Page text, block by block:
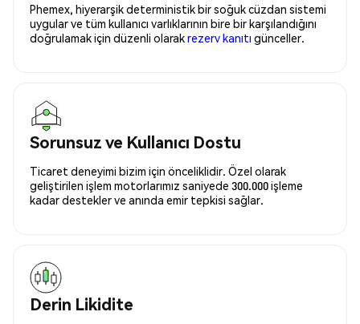
Phemex, hiyerarşik deterministik bir soğuk cüzdan sistemi
uygular ve tüm kullanıcı varlıklarının bire bir karşılandığını
doğrulamak için düzenli olarakrezerv kanıtı günceller.
Sorunsuz ve Kullanıcı Dostu
Ticaret deneyimi bizim için önceliklidir. Özel olarak
geliştirilen işlem motorlarımız saniyede 300.000 işleme
kadar destekler ve anında emir tepkisi sağlar.
Derin Likidite